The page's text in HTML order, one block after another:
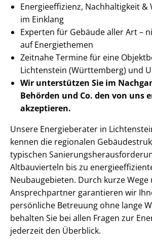
En­er­gie­ef­fi­zi­enz, Nachhaltigkeit
im Einklang
Experten für Gebäude aller Art –
auf Energiethemen
Zeitnahe Termine für eine
Lichtenstein (Württemberg) und
Wir unterstützen Sie im
Behörden und Co. den von uns
akzeptieren.
Unsere Energieberater in
kennen die regionalen
typischen
Altbauvierteln bis zu
Neubaugebieten. Durch kurze Wege
Ansprechpartner garantieren wir
persönliche Betreuung ohne lange
behalten Sie bei allen Fragen zur
jederzeit den Überblick.